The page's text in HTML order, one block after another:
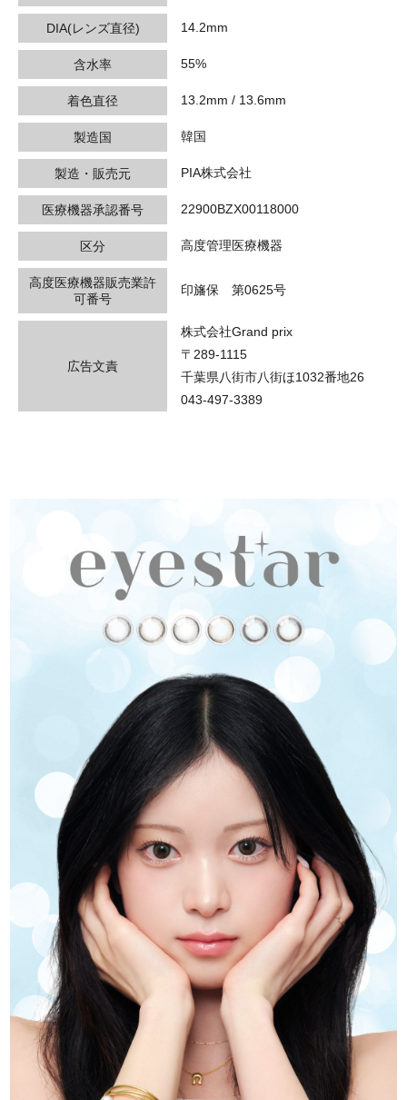
DIA(レンズ直径) 14.2mm
含水率 55%
着色直径 13.2mm / 13.6mm
製造国 韓国
製造・販売元 PIA株式会社
医療機器承認番号 22900BZX00118000
区分 高度管理医療機器
高度医療機器販売業許
可番号
印旛保 第0625号
広告文責
株式会社Grand prix
〒289-1115
千葉県八街市八街ほ1032番地26
043-497-3389